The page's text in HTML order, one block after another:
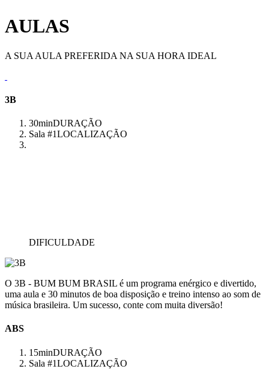
AULAS
A SUA AULA PREFERIDA NA SUA HORA IDEAL
3B
30minDURAÇÃO
Sala #1LOCALIZAÇÃO
DIFICULDADE
O 3B - BUM BUM BRASIL é um programa enérgico e divertido,
uma aula e 30 minutos de boa disposição e treino intenso ao som de
música brasileira. Um sucesso, conte com muita diversão!
ABS
15minDURAÇÃO
Sala #1LOCALIZAÇÃO